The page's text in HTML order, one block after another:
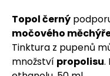
Topol černý
močového
Tinktura z pupenů
množství propolisu.
o
p